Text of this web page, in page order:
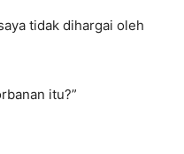
tidak dihargai oleh
itu?”